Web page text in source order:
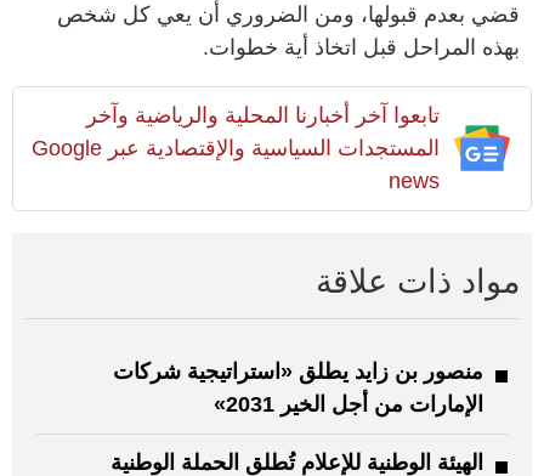
قضي بعدم قبولها، ومن الضروري أن يعي كل شخص
بهذه المراحل قبل اتخاذ أية خطوات.
تابعوا آخر أخبارنا المحلية والرياضية وآخر
المستجدات السياسية والإقتصادية عبر Google
news
مواد ذات علاقة
منصور بن زايد يطلق «استراتيجية شركات
الإمارات من أجل الخير 2031»
الهيئة الوطنية للإعلام تُطلق الحملة الوطنية